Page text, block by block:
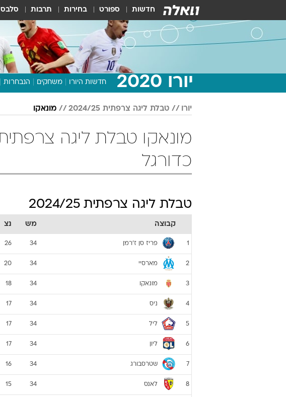
חדשות ספורט בחירות תרבות סלבס
יורו 2020 חדשות היורו משחקים הנבחרות
יורו טבלת ליגה צרפתית 2024/25 מונאקו
כדורגל
טבלת ליגה צרפתית 2024/25
קבוצה מש נצ
1 פריז סן ז'רמן 34
26
2 מארסיי 34
20
3 מונאקו 34
18
4 ניס 34
17
5 ליל 34
17
6 ליון 34
17
7 שטרסבורג 34
16
8 לאנס 34
15